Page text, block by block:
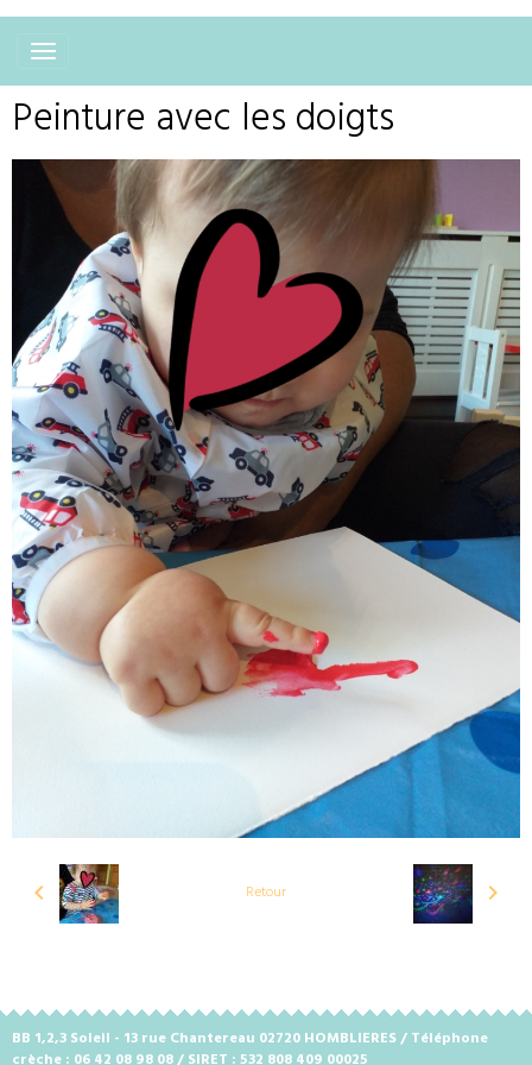
Peinture avec les doigts
Retour
BB 1,2,3 Soleil - 13 rue Chantereau 02720 HOMBLIERES / Téléphone
crèche : 06 42 08 98 08 / SIRET : 532 808 409 00025